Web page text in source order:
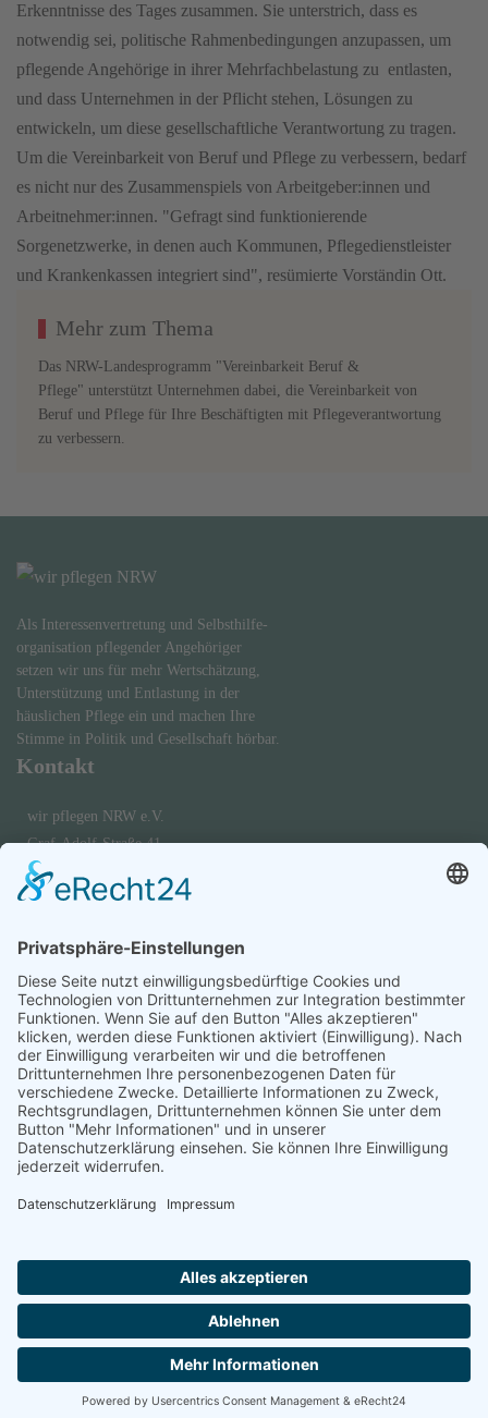
Erkenntnisse des Tages zusammen. Sie unterstrich, dass es
notwendig sei, politische Rahmenbedingungen anzupassen, um
pflegende Angehörige in ihrer Mehrfachbelastung zu entlasten,
und dass Unternehmen in der Pflicht stehen, Lösungen zu
entwickeln, um diese gesellschaftliche Verantwortung zu tragen.
Um die Vereinbarkeit von Beruf und Pflege zu verbessern, bedarf
es nicht nur des Zusammenspiels von Arbeitgeber:innen und
Arbeitnehmer:innen. "Gefragt sind funktionierende
Sorgenetzwerke, in denen auch Kommunen, Pflegedienstleister
und Krankenkassen integriert sind", resümierte Vorständin Ott.
Mehr zum Thema
Das NRW-Landesprogramm "Vereinbarkeit Beruf &
Pflege" unterstützt Unternehmen dabei, die Vereinbarkeit von
Beruf und Pflege für Ihre Beschäftigten mit Pflegeverantwortung
zu verbessern.
Als Interessenvertretung und Selbsthilfe-
organisation pflegender Angehöriger
setzen wir uns für mehr Wertschätzung,
Unterstützung und Entlastung in der
häuslichen Pflege ein und machen Ihre
Stimme in Politik und Gesellschaft hörbar.
Kontakt
wir pflegen NRW e.V.
Graf-Adolf-Straße 41
40210 Düsseldorf
0173 - 695 5756
JavaScript eingeschaltet sein.
oder über unserKontaktformular
Quick-Links
Mitglied werden
Ehrenamtlich engagieren
Spenden
Newsletter abonnieren
Datenschutz Impressum Cookie-Einstellungen